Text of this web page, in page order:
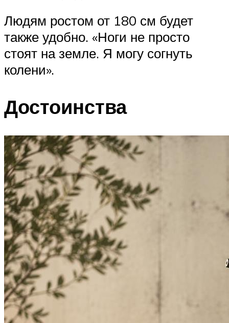
Людям ростом от 180 см будет
также удобно. «Ноги не просто
стоят на земле. Я могу согнуть
колени».
Достоинства